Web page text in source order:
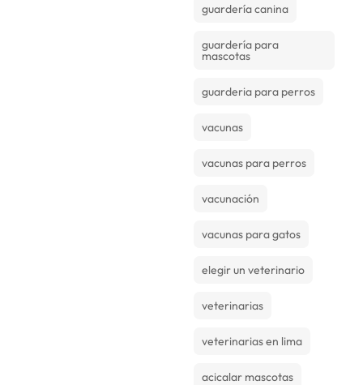
guardería canina
guardería para
mascotas
guarderia para perros
vacunas
vacunas para perros
vacunación
vacunas para gatos
elegir un veterinario
veterinarias
veterinarias en lima
acicalar mascotas